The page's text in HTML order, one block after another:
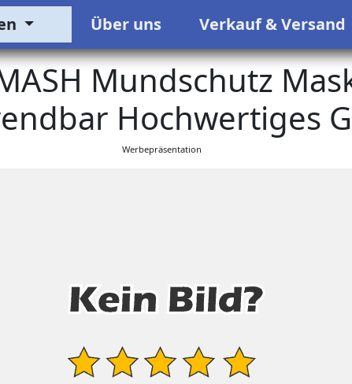
Über uns Verkauf & Versand
Mundschutz
Hochwertiges
Werbepräsentation